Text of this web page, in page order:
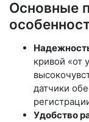
Основные
кривой «от
датчики
Удобство